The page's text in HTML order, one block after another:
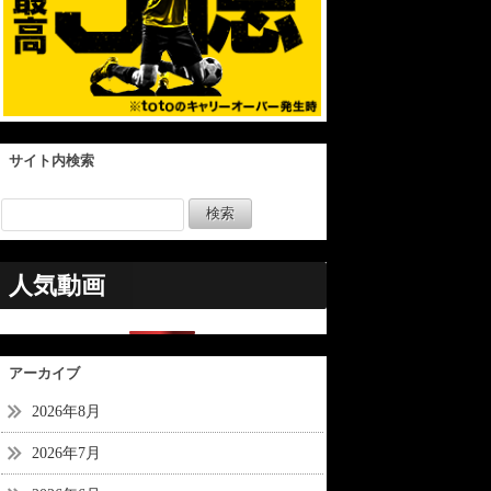
サイト内検索
人気動画
アーカイブ
2026年8月
2026年7月